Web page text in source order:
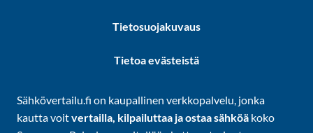
Tietosuojakuvaus
Tietoa evästeistä
Sähkövertailu.fi on kaupallinen verkkopalvelu, jonka
kautta voitvertailla, kilpailuttaa ja ostaa sähköä koko